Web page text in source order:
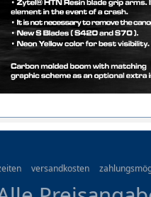
versandkosten